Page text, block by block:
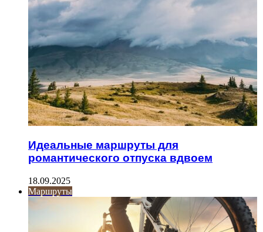
Идеальные маршруты для
романтического отпуска вдвоем
18.09.2025
Маршруты